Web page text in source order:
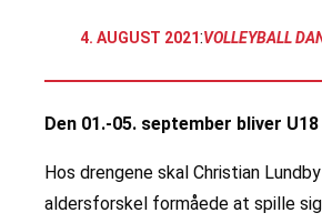
4. AUGUST 2021:VOLLEYBALL
Den 01.-05. september bliver
Hos drengene skal Christian
aldersforskel formåede at spille